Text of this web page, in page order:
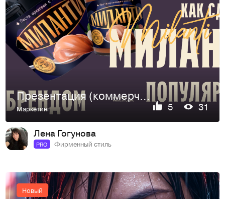
Презентация (коммерческое предлжение)
Маркетинг 5 31
Лена Гогунова
PRO Фирменный стиль
Новый